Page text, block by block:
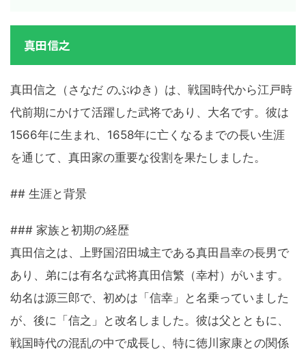
真田信之
真田信之（さなだ のぶゆき）は、戦国時代から江戸時
代前期にかけて活躍した武将であり、大名です。彼は
1566年に生まれ、1658年に亡くなるまでの長い生涯
を通じて、真田家の重要な役割を果たしました。
## 生涯と背景
### 家族と初期の経歴
真田信之は、上野国沼田城主である真田昌幸の長男で
あり、弟には有名な武将真田信繁（幸村）がいます。
幼名は源三郎で、初めは「信幸」と名乗っていました
が、後に「信之」と改名しました。彼は父とともに、
戦国時代の混乱の中で成長し、特に徳川家康との関係